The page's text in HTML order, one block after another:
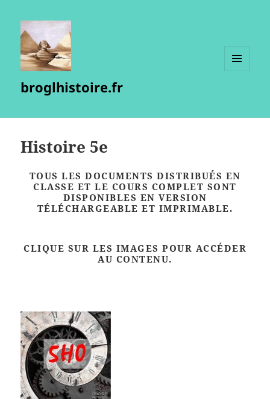
broglhistoire.fr
Histoire 5e
TOUS LES DOCUMENTS DISTRIBUÉS EN
CLASSE ET LE COURS COMPLET SONT
DISPONIBLES EN VERSION
TÉLÉCHARGEABLE ET IMPRIMABLE.
CLIQUE SUR LES IMAGES POUR ACCÉDER
AU CONTENU.